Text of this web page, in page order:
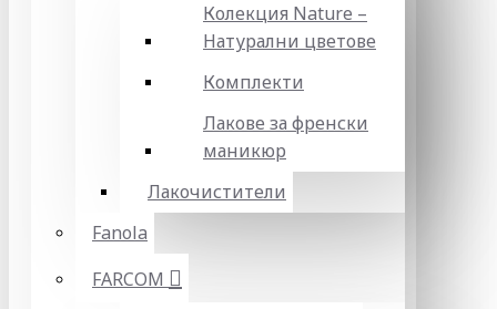
Колекция Nature –
Натурални цветове
Комплекти
Лакове за френски
маникюр
Лакочистители
Fanola
FARCOM